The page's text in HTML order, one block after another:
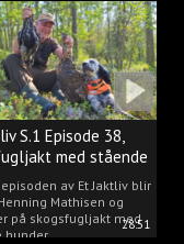
28:51
S.1 Episode 38,
med stående
av Et Jaktliv blir
Mathisen og
på skogsfugljakt med
hunder.